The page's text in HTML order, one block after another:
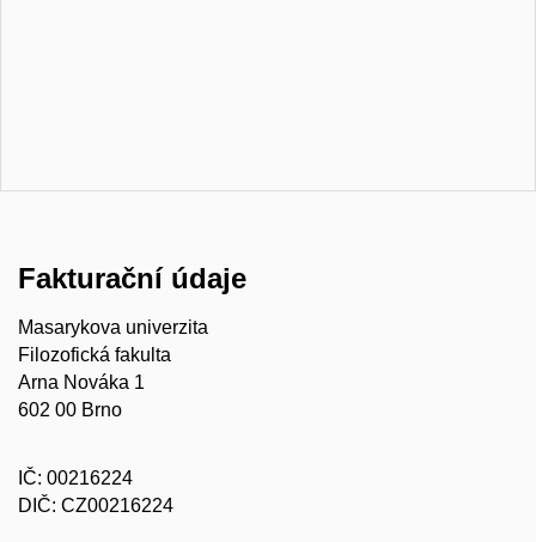
Fakturační údaje
Masarykova univerzita
Filozofická fakulta
Arna Nováka 1
602 00 Brno
IČ: 00216224
DIČ: CZ00216224